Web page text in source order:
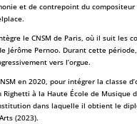
et de contrepoint du compositeur
le CNSM de Paris, où il suit les
Jérôme Pernoo. Durant cette
vers l’orgue.
en 2020, pour intégrer la classe
Righetti à la Haute École de Musique
dans laquelle il obtient le
(2023).